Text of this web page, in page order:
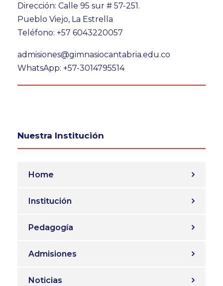
Dirección: Calle 95 sur # 57-251.
Pueblo Viejo, La Estrella
Teléfono: +57 6043220057
admisiones@gimnasiocantabria.edu.co
WhatsApp: +57-3014795514
Nuestra Institución
Home
Institución
Pedagogía
Admisiones
Noticias